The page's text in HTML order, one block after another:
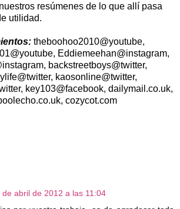
resúmenes de lo que allí pasa
utilidad.
theboohoo2010@youtube,
Eddiemeehan@instagram,
backstreetboys@twitter,
kaosonline@twitter,
key103@facebook, dailymail.co.uk,
cozycot.com
de abril de 2012 a las 11:04